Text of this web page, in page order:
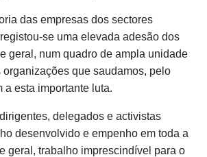
das empresas dos sectores
se uma elevada adesão dos
geral, num quadro de ampla unidade
organizações que saudamos, pelo
a esta importante luta.
delegados e activistas
desenvolvido e empenho em toda a
geral, trabalho imprescindível para o